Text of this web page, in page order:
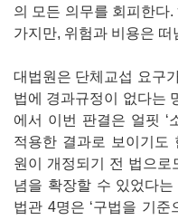
의 모든 의무를 회피한다
가지만, 위험과 비용은 떠
대법원은 단체교섭 요구
법에 경과규정이 없다는
에서 이번 판결은 얼핏 ‘
적용한 결과로 보이기도
원이 개정되기 전 법으로
념을 확장할 수 있었다
법관 4명은 ‘구법을 기